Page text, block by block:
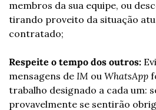
membros da sua equipe, ou
tirando proveito da situação
contratado;
Respeite o tempo dos outros:
mensagens de IM ou WhatsApp
trabalho designado a cada um:
provavelmente se sentirão